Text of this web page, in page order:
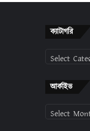
ক্যাটাগরি
ক্যাটাগরি
আর্কাইভ